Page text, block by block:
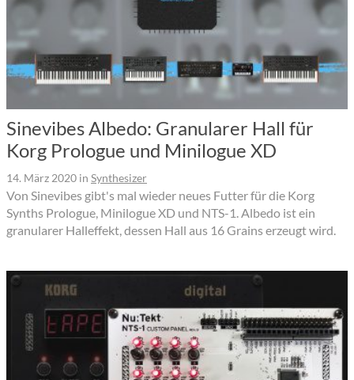
Sinevibes Albedo: Granularer Hall für
Korg Prologue und Minilogue XD
14. März 2020 in Synthesizer
Von Sinevibes gibt's mal wieder neues Futter für die Korg
Synths Prologue, Minilogue XD und NTS-1. Albedo ist ein
granularer Halleffekt, dessen Hall aus 16 Grains erzeugt wird.